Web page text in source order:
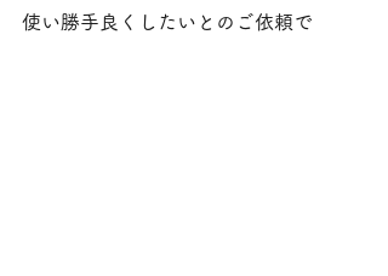
使い勝手良くしたいとのご依頼で